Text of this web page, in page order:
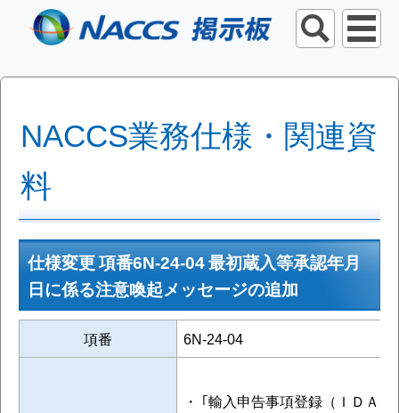
NACCS業務仕様・関連資
料
仕様変更 項番6N-24-04 最初蔵入等承認年月
日に係る注意喚起メッセージの追加
項番 6N-24-04
・ ｢輸入申告事項登録（ＩＤＡ）